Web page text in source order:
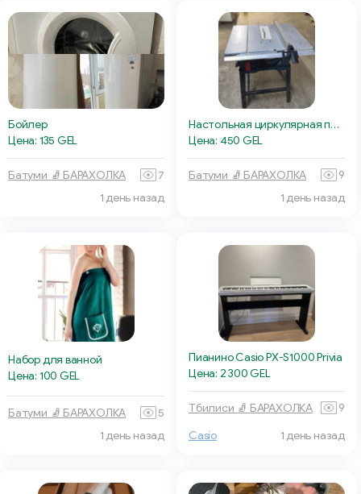
Бойлер
Цена: 135 GEL
Батуми 🧦 БАРАХОЛКА
7
1 день назад
Настольная циркулярная пила
Цена: 450 GEL
Батуми 🧦 БАРАХОЛКА
9
1 день назад
Набор для ванной
Цена: 100 GEL
Батуми 🧦 БАРАХОЛКА
5
1 день назад
Пианино Casio PX-S1000 Privia
Цена: 2 300 GEL
Тбилиси 🧦 БАРАХОЛКА 9
Casio 1 день назад